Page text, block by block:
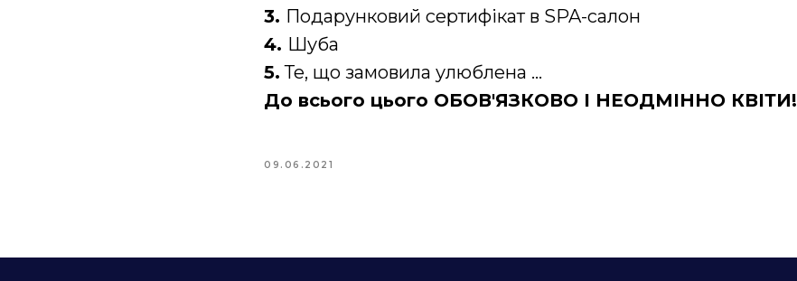
3. Подарунковий сертифікат в SPA-салон
4. Шуба
5. Те, що замовила улюблена ...
До всього цього ОБОВ'ЯЗКОВО І НЕОДМІННО КВІТИ!
09.06.2021